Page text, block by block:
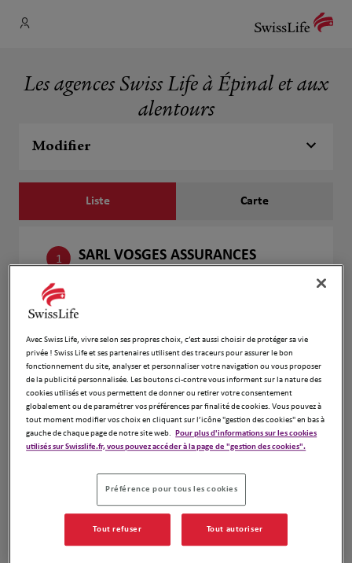
Les agences Swiss Life à Épinal et aux
alentours
Modifier
Liste Carte
1
5.1 km
SARL VOSGES ASSURANCES
Numéro
Voir plus
2 Sebastien Jeandat
19 Rue Léopold
Fermé actuellement
Numéro
Avec Swiss Life, vivre selon ses propres choix, c’est aussi choisir de protéger sa vie
privée ! Swiss Life et ses partenaires utilisent des traceurs pour assurer le bon
fonctionnement du site, analyser et personnaliser votre navigation ou vous proposer
de la publicité personnalisée. Les boutons ci-contre vous informent sur la nature des
cookies utilisés et vous permettent de donner ou retirer votre consentement
globalement ou de paramétrer vos préférences par finalité de cookies. Vous pouvez à
tout moment modifier vos choix en cliquant sur l’icône "gestion des cookies" en bas à
gauche de chaque page de notre site web.
Pour plus d'informations sur les cookies
utilisés sur Swisslife.fr, vous pouvez accéder à la page de "gestion des cookies".
Préférence pour tous les cookies
Tout refuser Tout autoriser